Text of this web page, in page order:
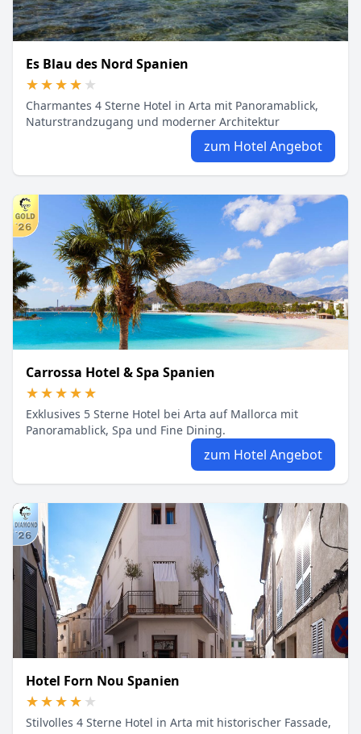
Es Blau des Nord Spanien
★★★★★
★★★★★
Charmantes 4 Sterne Hotel in Arta mit Panoramablick,
Naturstrandzugang und moderner Architektur
zum Hotel Angebot
Carrossa Hotel & Spa Spanien
★★★★★
★★★★★
Exklusives 5 Sterne Hotel bei Arta auf Mallorca mit
Panoramablick, Spa und Fine Dining.
zum Hotel Angebot
Hotel Forn Nou Spanien
★★★★★
★★★★★
Stilvolles 4 Sterne Hotel in Arta mit historischer Fassade,